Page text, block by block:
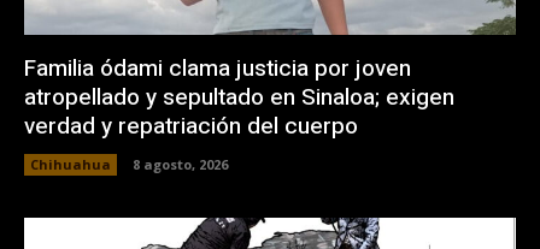
Familia ódami clama justicia por joven
atropellado y sepultado en Sinaloa; exigen
verdad y repatriación del cuerpo
Chihuahua 8 agosto, 2026